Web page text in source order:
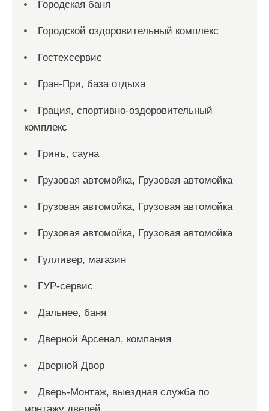
Городская баня
Городской оздоровительный комплекс
Гостехсервис
Гран-При, база отдыха
Грация, спортивно-оздоровительный
комплекс
Гринъ, сауна
Грузовая автомойка, Грузовая автомойка
Грузовая автомойка, Грузовая автомойка
Грузовая автомойка, Грузовая автомойка
Гулливер, магазин
ГУР-сервис
Дальнее, баня
Дверной Арсенал, компания
Дверной Двор
Дверь-Монтаж, выездная служба по